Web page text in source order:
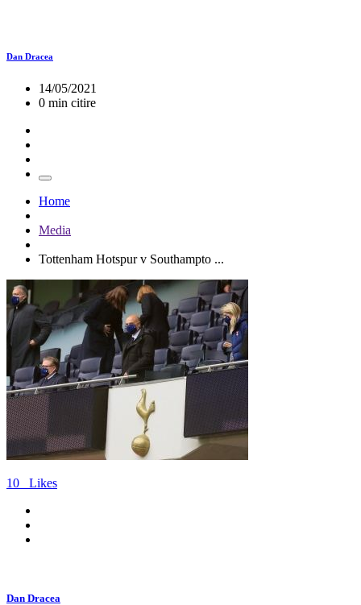
Dan Dracea
14/05/2021
0 min citire
Home
Media
Tottenham Hotspur v Southampto ...
10 Likes
Dan Dracea